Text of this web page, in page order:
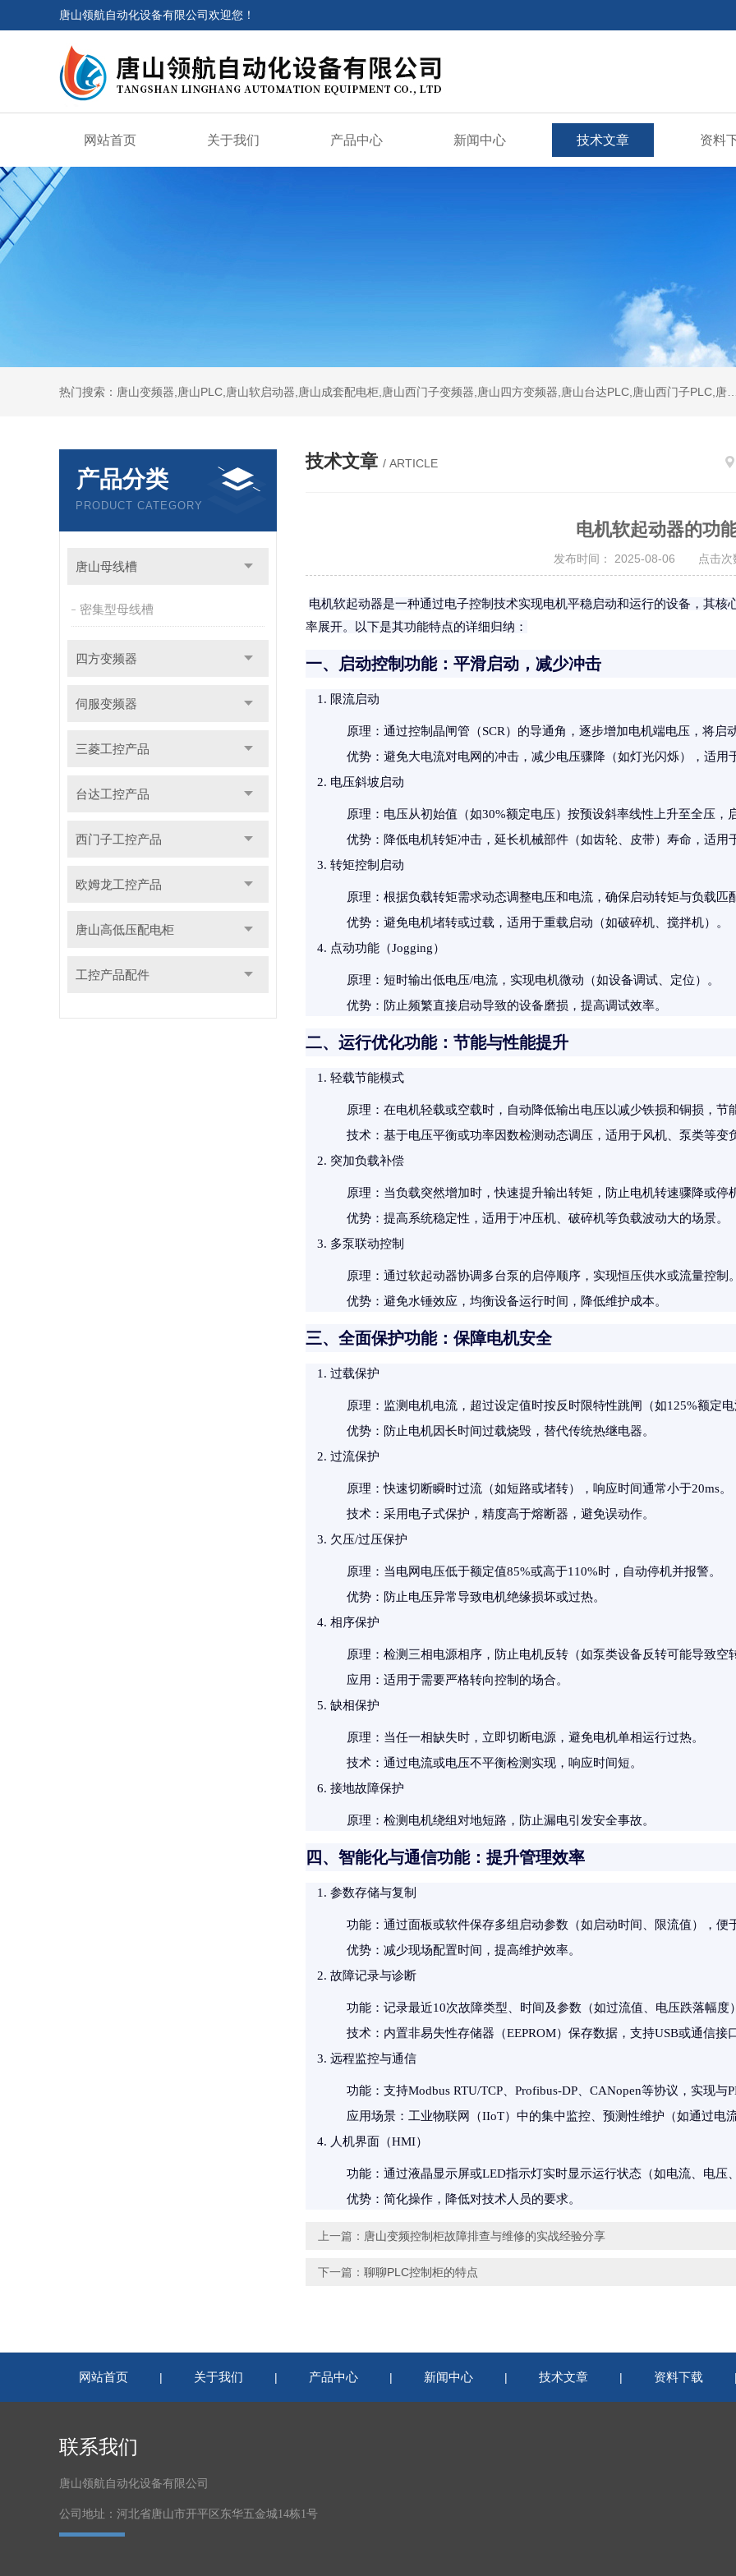
唐山领航自动化设备有限公司欢迎您！
网站首页 关于我们 产品中心 新闻中心 技术文章 资料
产品分类
PRODUCT CATEGORY
唐山母线槽
密集型母线槽
四方变频器
伺服变频器
三菱工控产品
台达工控产品
西门子工控产品
欧姆龙工控产品
唐山高低压配电柜
工控产品配件
技术文章 / ARTICLE
电机软起动器的功
发布时间： 2025-08-06 点击次
电机软起动器是一种通过电子控制技术实现电机平稳启动和运行的设备，其核
率展开。以下是其功能特点的详细归纳：
一、启动控制功能：平滑启动，减少冲击
限流启动
原理 ：通过控制晶闸管（SCR）的导通角，逐步增加电机端电压，将
优势 ：避免大电流对电网的冲击，减少电压骤降（如灯光闪烁），适用
电压斜坡启动
原理 ：电压从初始值（如30%额定电压）按预设斜率线性上升至全压，
优势 ：降低电机转矩冲击，延长机械部件（如齿轮、皮带）寿命，适用
转矩控制启动
原理 ：根据负载转矩需求动态调整电压和电流，确保启动转矩与负载匹
优势 ：避免电机堵转或过载，适用于重载启动（如破碎机、搅拌机）。
点动功能（Jogging）
原理 ：短时输出低电压/电流，实现电机微动（如设备调试、定位）。
优势 ：防止频繁直接启动导致的设备磨损，提高调试效率。
二、运行优化功能：节能与性能提升
轻载节能模式
原理 ：在电机轻载或空载时，自动降低输出电压以减少铁损和铜损，节
技术 ：基于电压平衡或功率因数检测动态调压，适用于风机、泵类等变
突加负载补偿
原理 ：当负载突然增加时，快速提升输出转矩，防止电机转速骤降或停
优势 ：提高系统稳定性，适用于冲压机、破碎机等负载波动大的场景。
多泵联动控制
原理 ：通过软起动器协调多台泵的启停顺序，实现恒压供水或流量控制。
优势 ：避免水锤效应，均衡设备运行时间，降低维护成本。
三、全面保护功能：保障电机安全
过载保护
原理 ：监测电机电流，超过设定值时按反时限特性跳闸（如125%额定电
优势 ：防止电机因长时间过载烧毁，替代传统热继电器。
过流保护
原理 ：快速切断瞬时过流（如短路或堵转），响应时间通常小于20ms。
技术 ：采用电子式保护，精度高于熔断器，避免误动作。
欠压/过压保护
原理 ：当电网电压低于额定值85%或高于110%时，自动停机并报警。
优势 ：防止电压异常导致电机绝缘损坏或过热。
相序保护
原理 ：检测三相电源相序，防止电机反转（如泵类设备反转可能导致空
应用 ：适用于需要严格转向控制的场合。
缺相保护
原理 ：当任一相缺失时，立即切断电源，避免电机单相运行过热。
技术 ：通过电流或电压不平衡检测实现，响应时间短。
接地故障保护
原理 ：检测电机绕组对地短路，防止漏电引发安全事故。
四、智能化与通信功能：提升管理效率
参数存储与复制
功能 ：通过面板或软件保存多组启动参数（如启动时间、限流值），便
优势 ：减少现场配置时间，提高维护效率。
故障记录与诊断
功能 ：记录最近10次故障类型、时间及参数（如过流值、电压跌落幅度
技术 ：内置非易失性存储器（EEPROM）保存数据，支持USB或通信接
远程监控与通信
功能 ：支持Modbus RTU/TCP、Profibus-DP、CANopen等协议，实现与
应用场景 ：工业物联网（IIoT）中的集中监控、预测性维护（如通过电
人机界面（HMI）
功能 ：通过液晶显示屏或LED指示灯实时显示运行状态（如电流、电压
优势 ：简化操作，降低对技术人员的要求。
上一篇： 唐山变频控制柜故障排查与维修的实战经验分享
下一篇： 聊聊PLC控制柜的特点
网站首页 | 关于我们 | 产品中心 | 新闻中心 | 技术文章 | 资料下载
联系我们
唐山领航自动化设备有限公司
公司地址：河北省唐山市开平区东华五金城14栋1号